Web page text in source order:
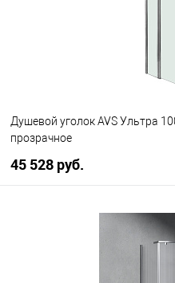
Душевой уголок AVS Ультра
прозрачное
45 528 руб.
В